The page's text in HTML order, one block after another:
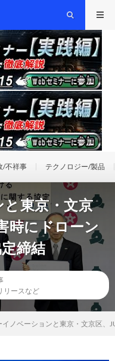
/不祥事 テクノロジー/製品
東京・文京
時にドローン
締結
リースなど
イノベーションと東京・文京区、